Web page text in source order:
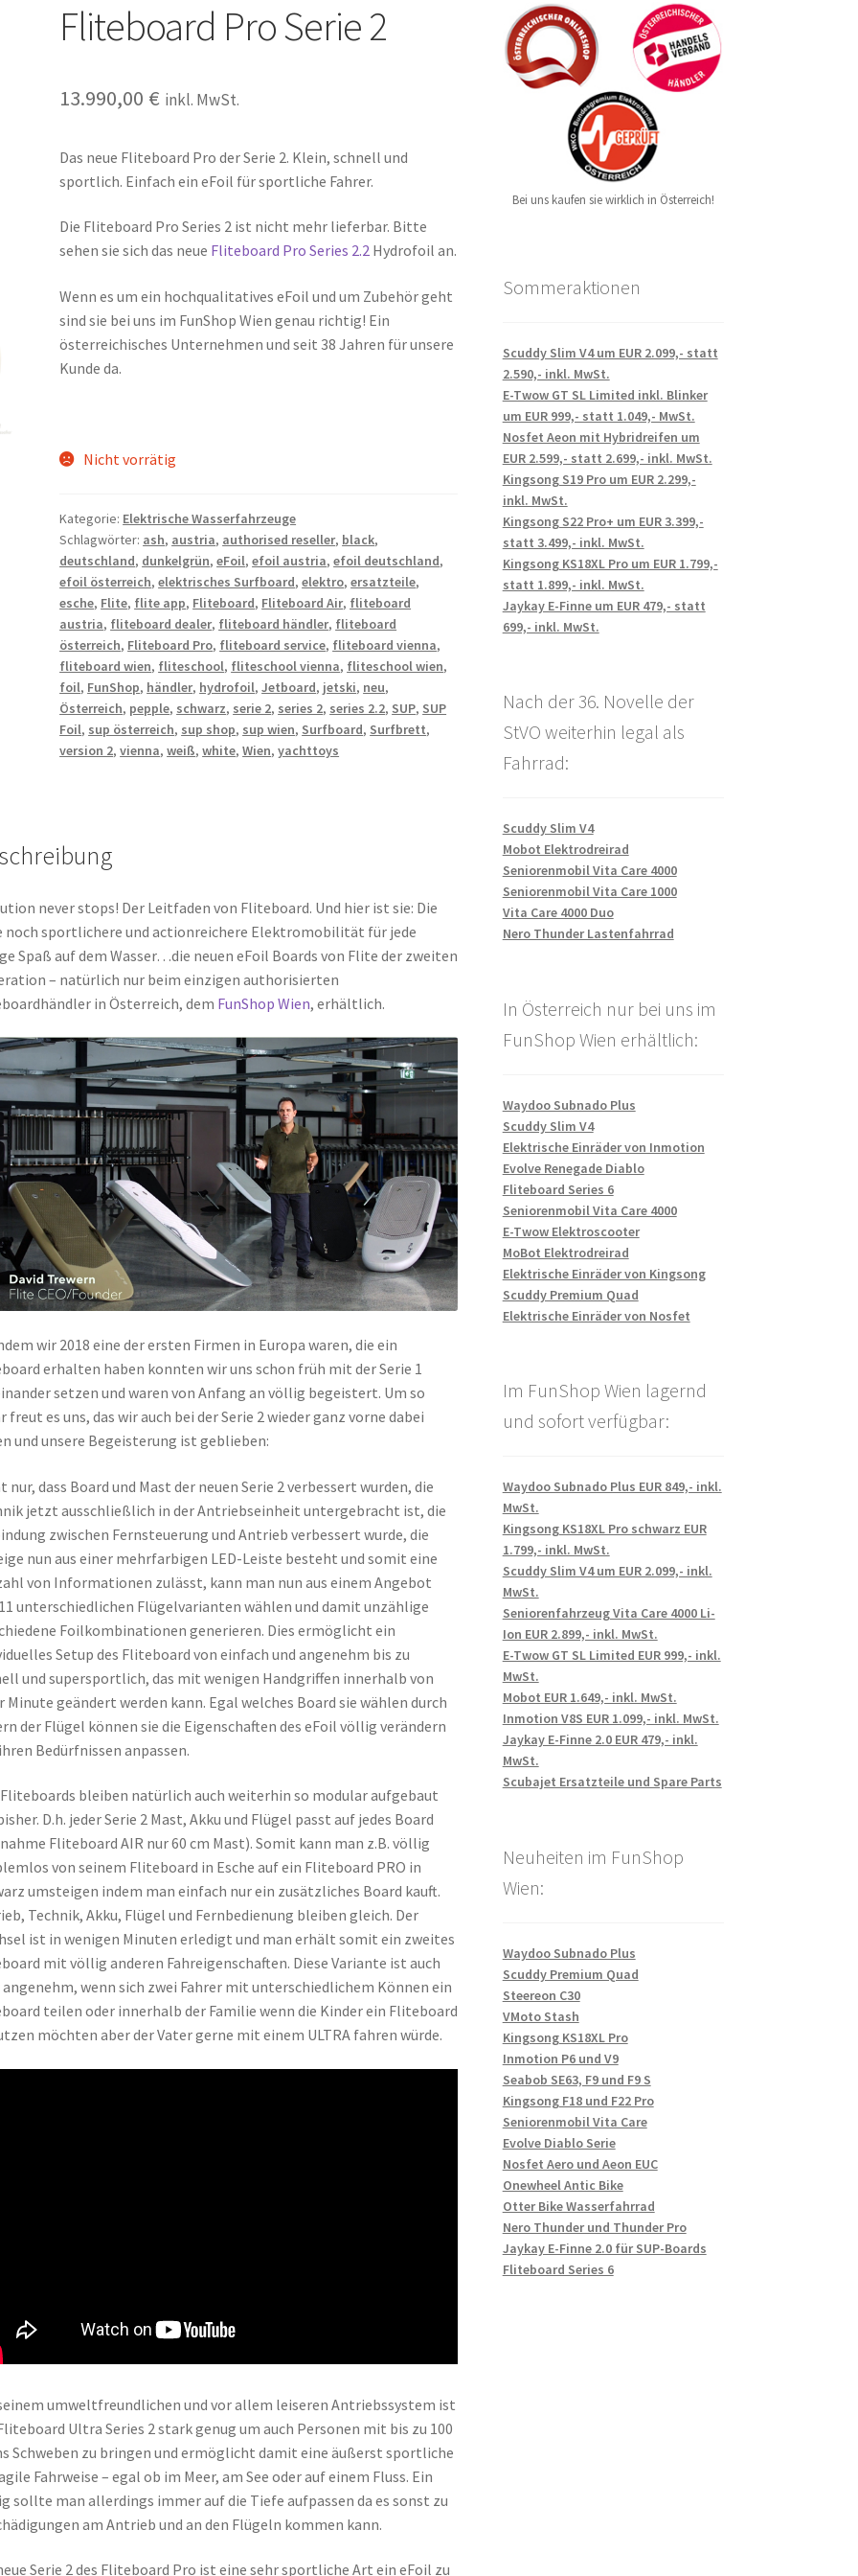
Fliteboard Pro Serie 2
13.990,00 € inkl. MwSt.
Das neue Fliteboard Pro der Serie 2. Klein, schnell und
sportlich. Einfach ein eFoil für sportliche Fahrer.
Die Fliteboard Pro Series 2 ist nicht mehr lieferbar. Bitte
sehen sie sich das neue Fliteboard Pro Series 2.2 Hydrofoil an.
Wenn es um ein hochqualitatives eFoil und um Zubehör geht
sind sie bei uns im FunShop Wien genau richtig! Ein
österreichisches Unternehmen und seit 38 Jahren für unsere
Kunde da.
Nicht vorrätig
Kategorie: Elektrische Wasserfahrzeuge
Schlagwörter: ash, austria, authorised reseller, black,
deutschland, dunkelgrün,eFoil,efoil austria,efoil deutschland,
efoil österreich,elektrisches Surfboard,elektro,ersatzteile,
esche, Flite, flite app, Fliteboard, Fliteboard Air, fliteboard
austria, fliteboard dealer, fliteboard händler, fliteboard
österreich, Fliteboard Pro, fliteboard service, fliteboard vienna,
fliteboard wien, fliteschool, fliteschool vienna, fliteschool wien,
foil, FunShop, händler, hydrofoil,Jetboard, jetski, neu,
Österreich, pepple, schwarz, serie 2, series 2, series 2.2, SUP, SUP
Foil, sup österreich, sup shop, sup wien, Surfboard, Surfbrett,
version 2,vienna,weiß,white,Wien,yachttoys
never stops! Der Leitfaden von Fliteboard. Und hier ist sie: Die
noch sportlichere und actionreichere Elektromobilität für jede
Spaß auf dem Wasser…die neuen eFoil Boards von Flite der zweiten
– natürlich nur beim einzigen authorisierten
in Österreich, dem FunShop Wien, erhältlich.
wir 2018 eine der ersten Firmen in Europa waren, die ein
erhalten haben konnten wir uns schon früh mit der Serie 1
setzen und waren von Anfang an völlig begeistert. Um so
freut es uns, das wir auch bei der Serie 2 wieder ganz vorne dabei
und unsere Begeisterung ist geblieben:
nur, dass Board und Mast der neuen Serie 2 verbessert wurden, die
jetzt ausschließlich in der Antriebseinheit untergebracht ist, die
zwischen Fernsteuerung und Antrieb verbessert wurde, die
nun aus einer mehrfarbigen LED-Leiste besteht und somit eine
von Informationen zulässt, kann man nun aus einem Angebot
unterschiedlichen Flügelvarianten wählen und damit unzählige
Foilkombinationen generieren. Dies ermöglicht ein
Setup des Fliteboard von einfach und angenehm bis zu
und supersportlich, das mit wenigen Handgriffen innerhalb von
Minute geändert werden kann. Egal welches Board sie wählen durch
der Flügel können sie die Eigenschaften des eFoil völlig verändern
Bedürfnissen anpassen.
bleiben natürlich auch weiterhin so modular aufgebaut
D.h. jeder Serie 2 Mast, Akku und Flügel passt auf jedes Board
Fliteboard AIR nur 60 cm Mast). Somit kann man z.B. völlig
von seinem Fliteboard in Esche auf ein Fliteboard PRO in
umsteigen indem man einfach nur ein zusätzliches Board kauft.
Technik, Akku, Flügel und Fernbedienung bleiben gleich. Der
ist in wenigen Minuten erledigt und man erhält somit ein zweites
mit völlig anderen Fahreigenschaften. Diese Variante ist auch
wenn sich zwei Fahrer mit unterschiedlichem Können ein
teilen oder innerhalb der Familie wenn die Kinder ein Fliteboard
möchten aber der Vater gerne mit einem ULTRA fahren würde.
umweltfreundlichen und vor allem leiseren Antriebssystem ist
Ultra Series 2 stark genug um auch Personen mit bis zu 100
Schweben zu bringen und ermöglicht damit eine äußerst sportliche
Fahrweise – egal ob im Meer, am See oder auf einem Fluss. Ein
sollte man allerdings immer auf die Tiefe aufpassen da es sonst zu
am Antrieb und an den Flügeln kommen kann.
Serie 2 des Fliteboard Pro ist eine sehr sportliche Art ein eFoil zu
Bei uns kaufen sie wirklich in Österreich!
Sommeraktionen
Scuddy Slim V4 um EUR 2.099,- statt
2.590,- inkl. MwSt.
E-Twow GT SL Limited inkl. Blinker
um EUR 999,- statt 1.049,- MwSt.
Nosfet Aeon mit Hybridreifen um
EUR 2.599,- statt 2.699,- inkl. MwSt.
Kingsong S19 Pro um EUR 2.299,-
inkl. MwSt.
Kingsong S22 Pro+ um EUR 3.399,-
statt 3.499,- inkl. MwSt.
Kingsong KS18XL Pro um EUR 1.799,-
statt 1.899,- inkl. MwSt.
Jaykay E-Finne um EUR 479,- statt
699,- inkl. MwSt.
Nach der 36. Novelle der
StVO weiterhin legal als
Fahrrad:
Scuddy Slim V4
Mobot Elektrodreirad
Seniorenmobil Vita Care 4000
Seniorenmobil Vita Care 1000
Vita Care 4000 Duo
Nero Thunder Lastenfahrrad
In Österreich nur bei uns im
FunShop Wien erhältlich:
Waydoo Subnado Plus
Scuddy Slim V4
Elektrische Einräder von Inmotion
Evolve Renegade Diablo
Fliteboard Series 6
Seniorenmobil Vita Care 4000
E-Twow Elektroscooter
MoBot Elektrodreirad
Elektrische Einräder von Kingsong
Scuddy Premium Quad
Elektrische Einräder von Nosfet
Im FunShop Wien lagernd
und sofort verfügbar:
Waydoo Subnado Plus EUR 849,- inkl.
MwSt.
Kingsong KS18XL Pro schwarz EUR
1.799,- inkl. MwSt.
Scuddy Slim V4 um EUR 2.099,- inkl.
MwSt.
Seniorenfahrzeug Vita Care 4000 Li-
Ion EUR 2.899,- inkl. MwSt.
E-Twow GT SL Limited EUR 999,- inkl.
MwSt.
Mobot EUR 1.649,- inkl. MwSt.
Inmotion V8S EUR 1.099,- inkl. MwSt.
Jaykay E-Finne 2.0 EUR 479,- inkl.
MwSt.
Scubajet Ersatzteile und Spare Parts
Neuheiten im FunShop
Wien:
Waydoo Subnado Plus
Scuddy Premium Quad
Steereon C30
VMoto Stash
Kingsong KS18XL Pro
Inmotion P6 und V9
Seabob SE63, F9 und F9 S
Kingsong F18 und F22 Pro
Seniorenmobil Vita Care
Evolve Diablo Serie
Nosfet Aero und Aeon EUC
Onewheel Antic Bike
Otter Bike Wasserfahrrad
Nero Thunder und Thunder Pro
Jaykay E-Finne 2.0 für SUP-Boards
Fliteboard Series 6